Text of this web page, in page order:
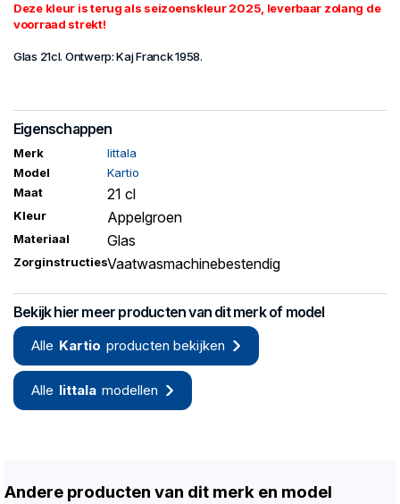
Deze kleur is terug als seizoenskleur 2025, leverbaar zolang de
voorraad strekt!
Glas 21cl. Ontwerp: Kaj Franck 1958.
Eigenschappen
Merk
Iittala
Model
Kartio
Maat
21 cl
Kleur Appelgroen
Materiaal Glas
ZorginstructiesVaatwasmachinebestendig
Bekijk hier meer producten van dit merk of model
Alle Kartio producten bekijken
Alle Iittala modellen
Andere producten van dit merk en model